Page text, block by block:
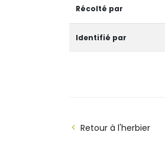
Récolté par
Identifié par
Retour à l'herbier